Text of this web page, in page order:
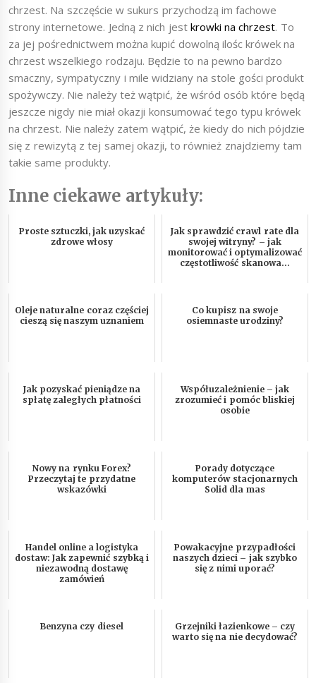
chrzest. Na szczęście w sukurs przychodzą im fachowe
strony internetowe. Jedną z nich jest krowki na chrzest. To
za jej pośrednictwem można kupić dowolną ilośc krówek na
chrzest wszelkiego rodzaju. Będzie to na pewno bardzo
smaczny, sympatyczny i mile widziany na stole gości produkt
spożywczy. Nie należy też wątpić, że wśród osób które będą
jeszcze nigdy nie miał okazji konsumować tego typu krówek
na chrzest. Nie należy zatem wątpić, że kiedy do nich pójdzie
się z rewizytą z tej samej okazji, to również znajdziemy tam
takie same produkty.
Inne ciekawe artykuły:
Proste sztuczki, jak uzyskać
zdrowe włosy
Jak sprawdzić crawl rate dla
swojej witryny? – jak
monitorować i optymalizować
częstotliwość skanowa...
Oleje naturalne coraz częściej
cieszą się naszym uznaniem
Co kupisz na swoje
osiemnaste urodziny?
Jak pozyskać pieniądze na
spłatę zaległych płatności
Współuzależnienie – jak
zrozumieć i pomóc bliskiej
osobie
Nowy na rynku Forex?
Przeczytaj te przydatne
wskazówki
Porady dotyczące
komputerów stacjonarnych
Solid dla mas
Handel online a logistyka
dostaw: Jak zapewnić szybką i
niezawodną dostawę
zamówień
Powakacyjne przypadłości
naszych dzieci – jak szybko
się z nimi uporać?
Benzyna czy diesel
Grzejniki łazienkowe – czy
warto się na nie decydować?